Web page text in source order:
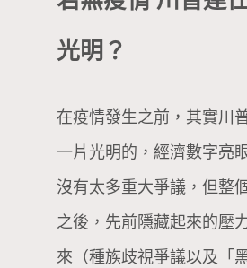
光明？
在疫情發生之前，其實川
一片光明的，經濟數字亮
沒有太多重大爭議，但整
之後，先前隱藏起來的壓
來（種族歧視爭議以及「